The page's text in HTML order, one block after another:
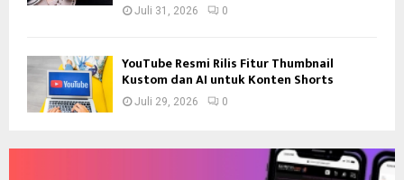
Juli 31, 2026 0
YouTube Resmi Rilis Fitur Thumbnail
Kustom dan AI untuk Konten Shorts
Juli 29, 2026 0